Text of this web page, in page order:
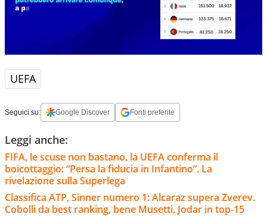
UEFA
Seguici su: Google Discover Fonti preferite
Leggi anche:
FIFA, le scuse non bastano, la UEFA conferma il
boicottaggio: “Persa la fiducia in Infantino”. La
rivelazione sulla Superlega
Classifica ATP, Sinner numero 1: Alcaraz supera Zverev.
Cobolli da best ranking, bene Musetti, Jodar in top-15